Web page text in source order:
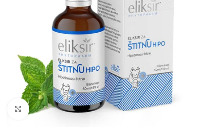
Kliknite za povećanje